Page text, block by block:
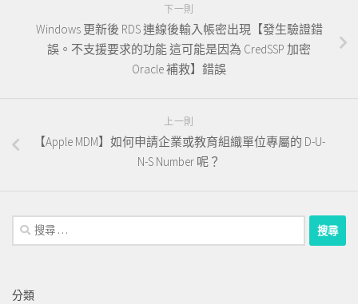
下一則
Windows 更新後 RDS 連線後輸入帳密出現【發生驗證錯
誤。不支援要求的功能 這可能是因為 CredSSP 加密
Oracle 補救】錯誤
上一則
【Apple MDM】如何申請企業或教育組織單位專屬的 D-U-
N-S Number 呢？
搜
尋：
分類